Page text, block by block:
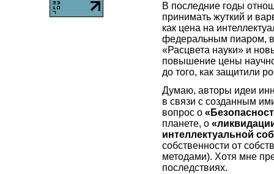
В последние годы
принимать жуткий и
как цена на
федеральным пиаром, в
«Расцвета науки» и
повышение цены
до того, как защитили
Думаю, авторы идеи
в связи с созданным
вопрос о
планете, о
интеллектуальной
собственности от
методами). Хотя мне
последствиях.